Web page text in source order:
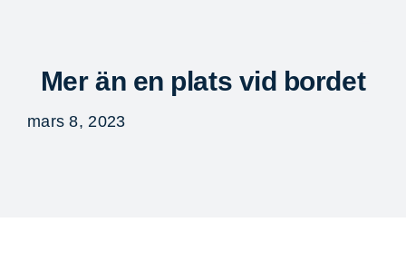
innehålletMer än en plats vid bordet
mars 8, 2023